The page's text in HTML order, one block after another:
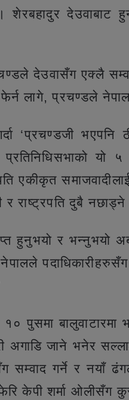
देउवाबाट
देउवासँग एक्लै
लागे, प्रचण्डले
‘प्रचण्डजी भएपनि
यो ५
एकीकृत
राष्ट्रपति दुबै
हुनुभयो र
नेपालले
पुसमा
अगाडि जाने भनेर
सम्वाद गर्ने र
केपी शर्मा ओलीसँग